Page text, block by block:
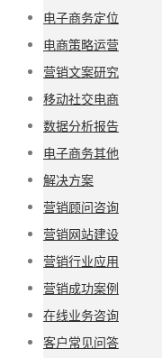
电子商务定位
电商策略运营
营销文案研究
移动社交电商
数据分析报告
电子商务其他
解决方案
营销顾问咨询
营销网站建设
营销行业应用
营销成功案例
在线业务咨询
客户常见问答